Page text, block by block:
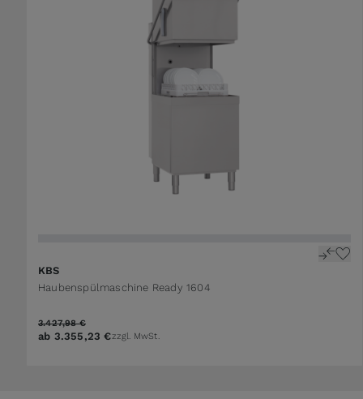
KBS
Haubenspülmaschine Ready 1604
The price depends on the options chosen on the
ab 3.355,23 €
3.427,98 €
zzgl. MwSt.